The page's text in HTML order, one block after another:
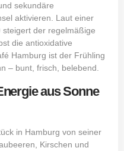
sekundäre
aktivieren. Laut einer
steigert der regelmäßige
die antioxidative
Hamburg ist der Frühling
– bunt, frisch, belebend.
aus Sonne
in Hamburg von seiner
Kirschen und